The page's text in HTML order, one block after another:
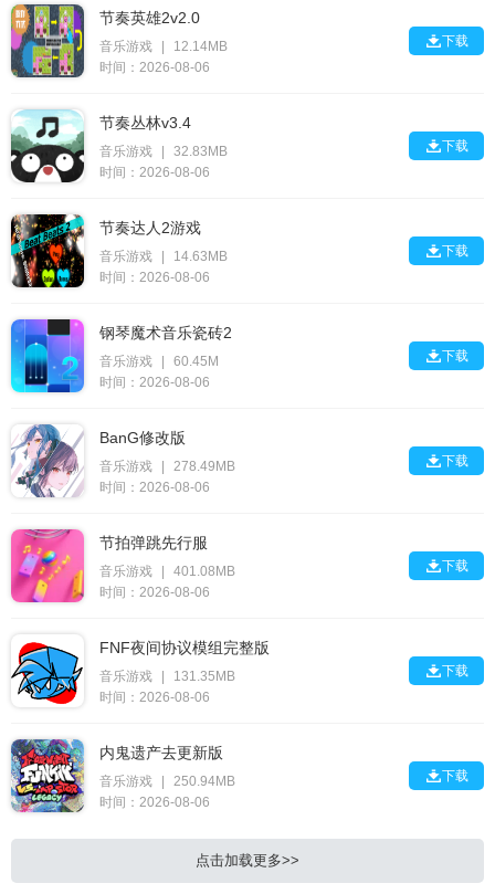
节奏英雄2v2.0
音乐游戏
12.14MB
时间：2026-08-06
下载
节奏丛林v3.4
音乐游戏
32.83MB
时间：2026-08-06
下载
节奏达人2游戏
音乐游戏
14.63MB
时间：2026-08-06
下载
钢琴魔术音乐瓷砖2
音乐游戏
60.45M
时间：2026-08-06
下载
BanG修改版
音乐游戏
278.49MB
时间：2026-08-06
下载
节拍弹跳先行服
音乐游戏
401.08MB
时间：2026-08-06
下载
FNF夜间协议模组完整版
音乐游戏
131.35MB
时间：2026-08-06
下载
内鬼遗产去更新版
音乐游戏
250.94MB
时间：2026-08-06
下载
点击加载更多>>